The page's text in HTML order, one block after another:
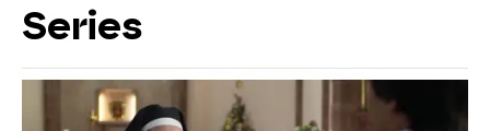
Series